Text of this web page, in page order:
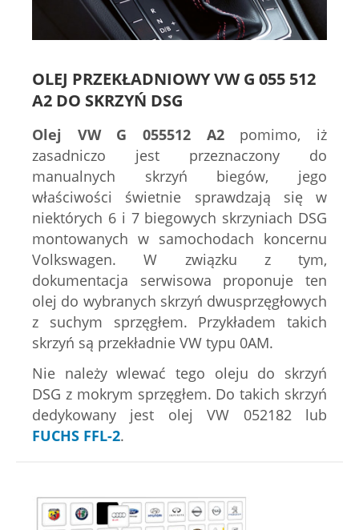
OLEJ PRZEKŁADNIOWYVW G 055 512
A2 DO SKRZYŃ DSG
Olej VW G 055512 A2pomimo, iż
zasadniczo jest przeznaczony do
manualnych skrzyń biegów, jego
właściwości świetnie sprawdzają się w
niektórych 6 i 7 biegowych skrzyniach DSG
montowanych w samochodach koncernu
Volkswagen. W związku z tym,
dokumentacja serwisowa proponuje ten
olej do wybranych skrzyń dwusprzęgłowych
z suchym sprzęgłem. Przykładem takich
skrzyń są przekładnie VW typu 0AM.
Nie należy wlewać tego oleju do skrzyń
DSG z mokrym sprzęgłem. Do takich skrzyń
dedykowany jest olej VW 052182 lub
FUCHS FFL-2.